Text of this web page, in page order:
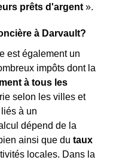
prêts d'argent ».
à Darvault?
est également un
impôts dont la
à tous les
selon les villes et
à un
dépend de la
ainsi que du taux
locales. Dans la